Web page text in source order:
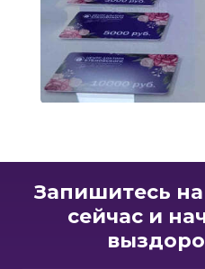
Запишитесь
сейчас и